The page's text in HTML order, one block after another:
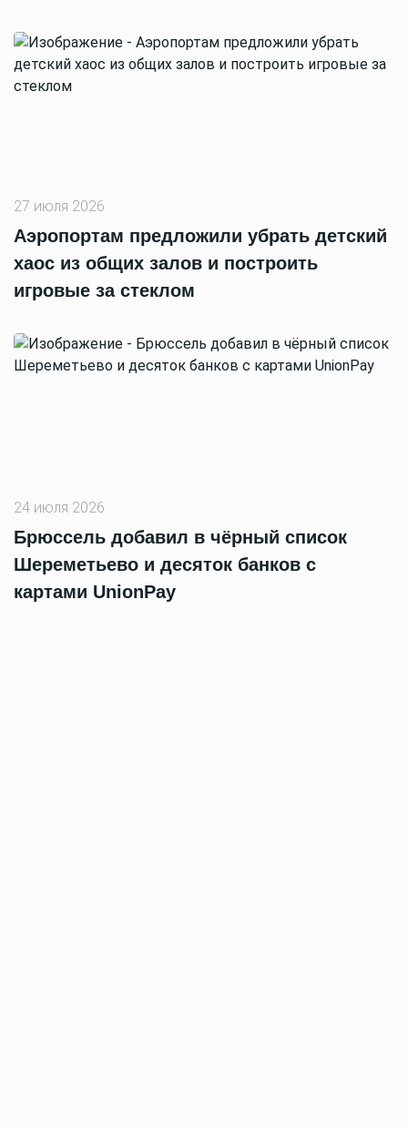
27 июля 2026
Аэропортам предложили убрать детский
хаос из общих залов и построить
игровые за стеклом
24 июля 2026
Брюссель добавил в чёрный список
Шереметьево и десяток банков с
картами UnionPay